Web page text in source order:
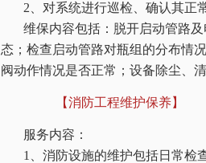
2、对系统进行巡检、确认其正
维保内容包括：脱开启动管路
态；检查启动管路对瓶组的分布情
阀动作情况是否正常；设备除尘、
【消防工程维护保养】
服务内容：
1、消防设施的维护包括日常检